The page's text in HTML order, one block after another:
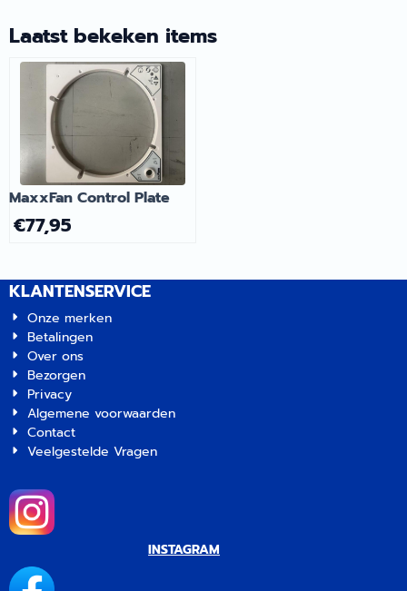
persoonlijk advies.
Laatst bekeken items
MaxxFan Control Plate
€77,95
KLANTENSERVICE
Onze merken
Betalingen
Over ons
Bezorgen
Privacy
Algemene voorwaarden
Contact
Veelgestelde Vragen
INSTAGRAM